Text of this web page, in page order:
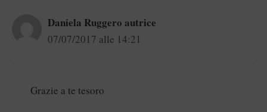
Daniela Ruggero autrice
07/07/2017 alle 14:21
Grazie a te tesoro